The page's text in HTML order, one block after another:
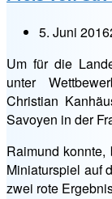
5. Juni 2016
Um für die
unter
Christian
Savoyen in der
Raimund
Miniaturspiel auf
zwei rote